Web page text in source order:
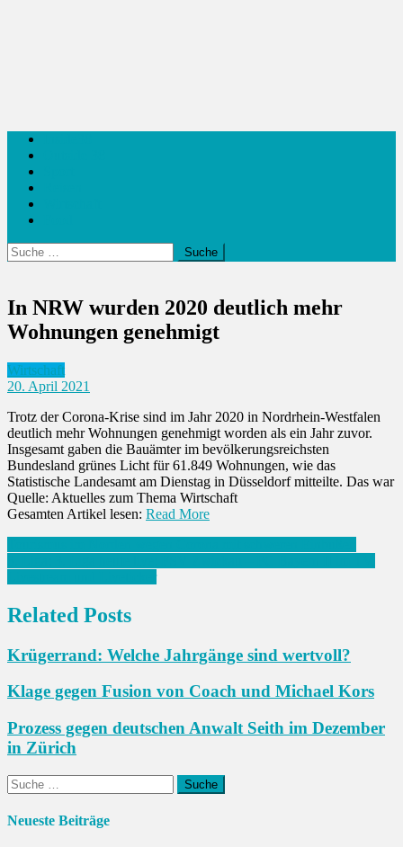
Suche
nach:
In NRW wurden 2020 deutlich mehr
Wohnungen genehmigt
Wirtschaft
20. April 2021
Trotz der Corona-Krise sind im Jahr 2020 in Nordrhein-Westfalen
deutlich mehr Wohnungen genehmigt worden als ein Jahr zuvor.
Insgesamt gaben die Bauämter im bevölkerungsreichsten
Bundesland grünes Licht für 61.849 Wohnungen, wie das
Statistische Landesamt am Dienstag in Düsseldorf mitteilte. Das war
Quelle: Aktuelles zum Thema Wirtschaft
Gesamten Artikel lesen: Read More
Beitrags-
Navigation
Related Posts
Krügerrand: Welche Jahrgänge sind wertvoll?
Klage gegen Fusion von Coach und Michael Kors
Prozess gegen deutschen Anwalt Seith im Dezember
in Zürich
Suche
nach:
Neueste Beiträge